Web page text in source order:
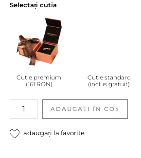
Selectați cutia
Cutie premium
(161 RON)
Cutie standard
(inclus gratuit)
Brățară
cu
diamante
quantity
ADAUGAȚI ÎN COȘ
adaugați la favorite